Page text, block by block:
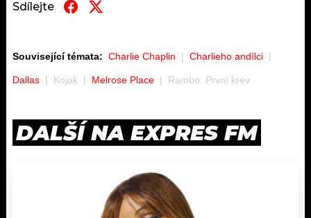
Sdílejte
Související témata: Charlie Chaplin Charlieho andílci
Dallas Kojak Melrose Place Rambo: První krev
DALŠÍ NA EXPRES FM